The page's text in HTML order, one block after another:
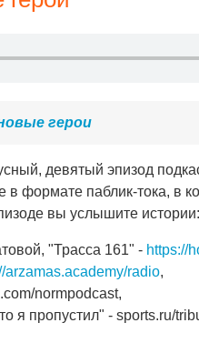
герои
девятый эпизод
формате паблик-тока, в
вы услышите истории:
"Трасса 161" - https://
arzamas.academy/radio,
normpodcast,
я пропустил" - sports.ru/